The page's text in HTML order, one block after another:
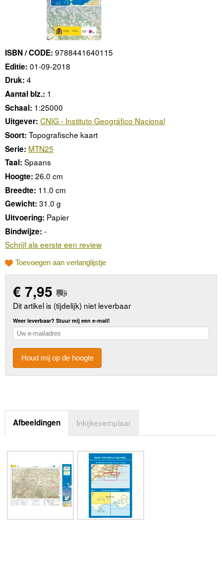
ISBN / CODE: 9788441640115
Editie: 01-09-2018
Druk: 4
Aantal blz.: 1
Schaal: 1:25000
Uitgever: CNIG - Instituto Geográfico Nacional
Soort: Topografische kaart
Serie: MTN25
Taal: Spaans
Hoogte: 26.0 cm
Breedte: 11.0 cm
Gewicht: 31.0 g
Uitvoering: Papier
Bindwijze: -
Schrijf als eerste een review
Toevoegen aan verlanglijstje
€7,95
Dit artikel is (tijdelijk) niet leverbaar
Weer leverbaar? Stuur mij een e-mail!
Houd mij op de hoogte
Afbeeldingen Inkijkexemplaar